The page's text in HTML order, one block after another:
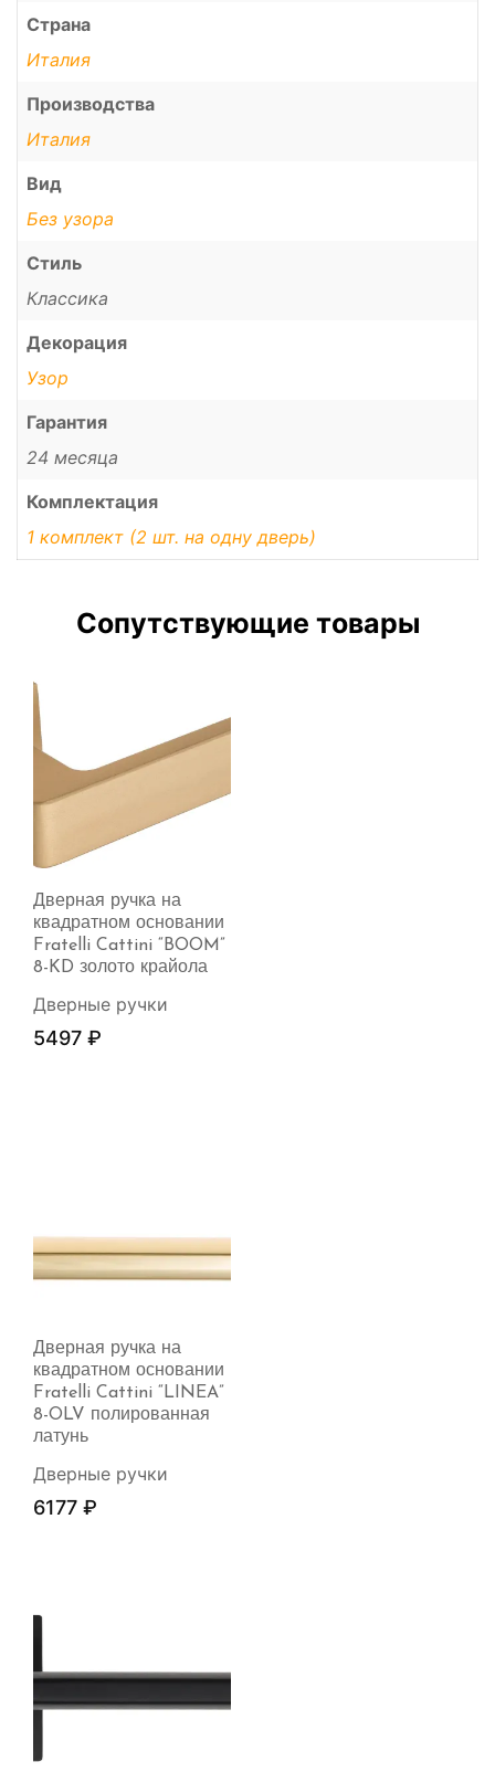
Страна
Италия
Производства
Италия
Вид
Без узора
Стиль
Классика
Декорация
Узор
Гарантия
24 месяца
Комплектация
1 комплект (2 шт. на одну дверь)
Сопутствующие товары
Дверная ручка на
квадратном основании
Fratelli Cattini “BOOM”
8-KD золото крайола
Дверные ручки
5497 ₽
Дверная ручка на
квадратном основании
Fratelli Cattini “LINEA”
8-OLV полированная
латунь
Дверные ручки
6177 ₽